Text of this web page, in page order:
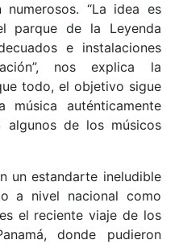
“La idea es
parque de la Leyenda
e instalaciones
nos explica la
todo, el objetivo sigue
auténticamente
de los músicos
un estandarte ineludible
a nivel nacional como
el reciente viaje de los
donde pudieron